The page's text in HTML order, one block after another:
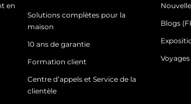
en
Solutions complètes pour la
maison
10 ans de garantie
Formation client
Centre d’appels et Service de la
clientèle
Blogs